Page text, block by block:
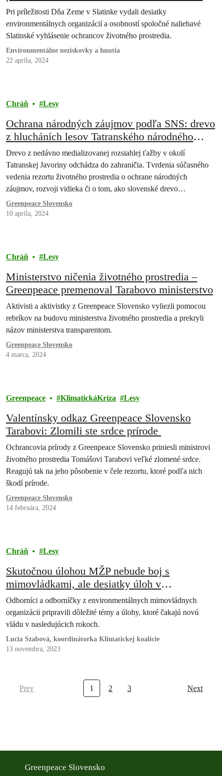
príležitosti Dňa Zeme ochrancovia prírody.
Pri príležitosti Dňa Zeme v Slatinke vydali desiatky
environmentálnych organizácií a osobností spoločné naliehavé
Slatinské vyhlásenie ochrancov životného prostredia.
Environmentálne neziskovky a hnutia
22 apríla, 2024
Chráň Lesy
Ochrana národných záujmov podľa SNS: drevo
z hlucháních lesov Tatranského národného
parku končí v zahraničí
Drevo z nedávno medializovanej rozsiahlej ťažby v okolí
Tatranskej Javoriny odchádza do zahraničia. Tvrdenia súčasného
vedenia rezortu životného prostredia o ochrane národných
záujmov, rozvoji vidieka či o tom, ako slovenské drevo
potrebujeme na Slovensku, sú v príkrom rozpore s ich konaním.
Greenpeace Slovensko
10 apríla, 2024
Chráň Lesy
Ministerstvo ničenia životného prostredia –
Greenpeace premenoval Tarabovo ministerstvo
Aktivisti a aktivistky z Greenpeace Slovensko vyliezli pomocou
rebríkov na budovu ministerstva životného prostredia a prekryli
názov ministerstva transparentom.
Greenpeace Slovensko
4 marca, 2024
Greenpeace KlimatickáKríza Lesy
Valentínsky odkaz Greenpeace Slovensko
Tarabovi: Zlomili ste srdce prírode
Ochrancovia prírody z Greenpeace Slovensko priniesli ministrovi
životného prostredia Tomášovi Tarabovi veľké zlomené srdce.
Reagujú tak na jeho pôsobenie v čele rezortu, ktoré podľa nich
škodí prírode.
Greenpeace Slovensko
14 februára, 2024
Chráň Lesy
Skutočnou úlohou MŽP nebude boj s
mimovládkami, ale desiatky úloh v
konkrétnych odborných oblastiach
Odborníci a odborníčky z environmentálnych mimovládnych
organizácii pripravili dôležité témy a úlohy, ktoré čakajú novú
vládu v nasledujúcich rokoch.
Lucia Szabová, koordinátorka Klimatickej koalície
13 novembra, 2023
Prev 1 2 3 Next
Greenpeace Slovensko